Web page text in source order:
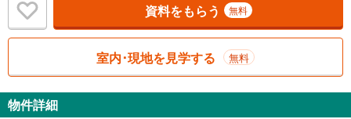
資料をもらう 無料
室内･現地を見学する 無料
物件詳細